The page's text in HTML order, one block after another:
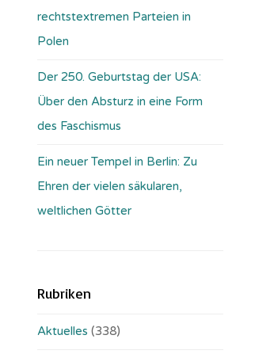
rechtstextremen Parteien in
Polen
Der 250. Geburtstag der USA:
Über den Absturz in eine Form
des Faschismus
Ein neuer Tempel in Berlin: Zu
Ehren der vielen säkularen,
weltlichen Götter
Rubriken
Aktuelles (338)